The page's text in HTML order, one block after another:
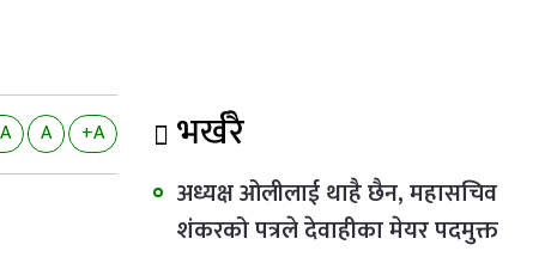
A +A भर्खरै
अध्यक्ष ओलीलाई थाहै छैन, महासचिव
शंकरको पत्रले देवाहीका मेयर पदमुक्त